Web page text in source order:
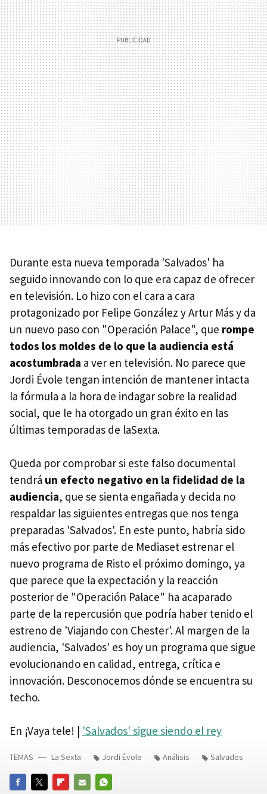
Durante esta nueva temporada 'Salvados' ha
seguido innovando con lo que era capaz de ofrecer
en televisión. Lo hizo con el cara a cara
protagonizado por Felipe González y Artur Más y da
un nuevo paso con "Operación Palace", que rompe
todos los moldes de lo que la audiencia está
acostumbrada a ver en televisión. No parece que
Jordi Évole tengan intención de mantener intacta
la fórmula a la hora de indagar sobre la realidad
social, que le ha otorgado un gran éxito en las
últimas temporadas de laSexta.
Queda por comprobar si este falso documental
tendrá un efecto negativo en la fidelidad de la
audiencia, que se sienta engañada y decida no
respaldar las siguientes entregas que nos tenga
preparadas 'Salvados'. En este punto, habría sido
más efectivo por parte de Mediaset estrenar el
nuevo programa de Risto el próximo domingo, ya
que parece que la expectación y la reacción
posterior de "Operación Palace" ha acaparado
parte de la repercusión que podría haber tenido el
estreno de 'Viajando con Chester'. Al margen de la
audiencia, 'Salvados' es hoy un programa que sigue
evolucionando en calidad, entrega, crítica e
innovación. Desconocemos dónde se encuentra su
techo.
En ¡Vaya tele! | 'Salvados' sigue siendo el rey
TEMAS La Sexta Jordi Évole Análisis Salvados